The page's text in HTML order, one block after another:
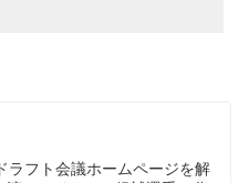
フト会議ホームページを解